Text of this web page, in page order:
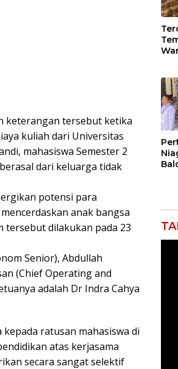
keterangan tersebut ketika
kuliah dari Universitas
mahasiswa Semester 2
dari keluarga tidak
potensi para
anak bangsa
tersebut dilakukan pada 23
Senior), Abdullah
(Chief Operating and
adalah Dr Indra Cahya
ratusan mahasiswa di
atas kerjasama
secara sangat selektif